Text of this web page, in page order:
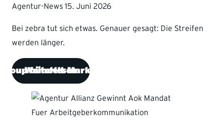
Agentur-News 15. Juni 2026
Bei zebra tut sich etwas. Genauer gesagt: Die Streifen
werden länger.
Weiterlesen
bündelt Marken unter einer Flagge